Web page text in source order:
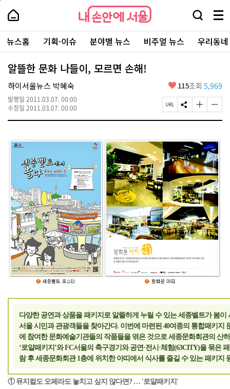
본
로
가
내
손
안
에
서
울
-
서
울
시
대
표
소
털
내
손
에
울
검
창
열
기
메
뉴
전
체
보
주
요
서
뉴스홈 기획·이슈 분야별 뉴스 비주얼 뉴스 우리동
알뜰한 문화 나들이, 모르면 손해!
하이서울뉴스 박혜숙
발행일 2011.03.07. 00:00
수정일 2011.03.07. 00:00
좋
요
115조회 5,969
페
이
R
L
복
사
S
N
유
하
기
글
자
크
게
변
경
하
기
글
자
작
게
변
경
하
기
다양한 공연과 상품을 패키지로 알뜰하게 누릴 수 있는 세종벨트가 봄이
서울 시민과 관광객들을 찾아간다. 이번에 마련된 40여종의 통합패키지
에 참여한 문화예술기관들의 작품들을 엮은 것으로 세종문화회관의 산
‘로얄패키지’와 FC서울의 축구경기와 공연·전시·체험(63CITY)을 묶은
람 후 세종문화회관 1층에 위치한 아띠에서 식사를 즐길 수 있는 패키지
① 뮤지컬도 오페라도 놓치고 싶지 않다면? … '로얄패키지'
페
상
단
로